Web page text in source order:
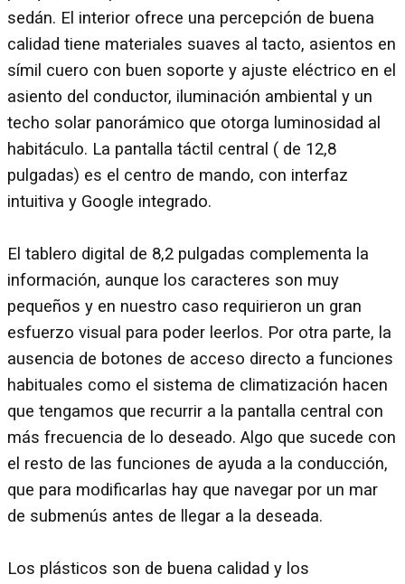
sedán. El interior ofrece una percepción de buena
calidad tiene materiales suaves al tacto, asientos en
símil cuero con buen soporte y ajuste eléctrico en el
asiento del conductor, iluminación ambiental y un
techo solar panorámico que otorga luminosidad al
habitáculo. La pantalla táctil central ( de 12,8
pulgadas) es el centro de mando, con interfaz
intuitiva y Google integrado.
El tablero digital de 8,2 pulgadas complementa la
información, aunque los caracteres son muy
pequeños y en nuestro caso requirieron un gran
esfuerzo visual para poder leerlos. Por otra parte, la
ausencia de botones de acceso directo a funciones
habituales como el sistema de climatización hacen
que tengamos que recurrir a la pantalla central con
más frecuencia de lo deseado. Algo que sucede con
el resto de las funciones de ayuda a la conducción,
que para modificarlas hay que navegar por un mar
de submenús antes de llegar a la deseada.
Los plásticos son de buena calidad y los